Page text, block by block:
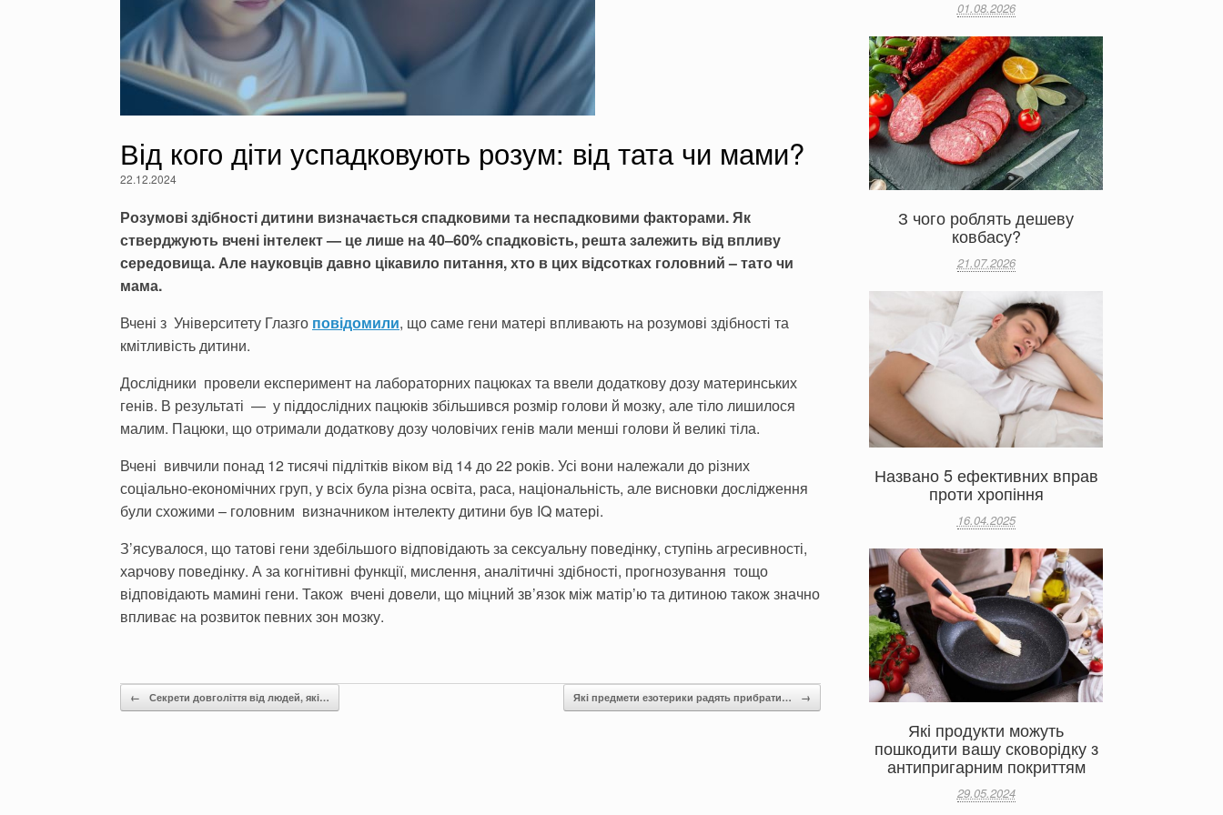
Від кого діти успадковують розум: від тата чи мами?
22.12.2024
Розумові здібності дитини визначається спадковими та неспадковими факторами. Як
стверджують вчені інтелект — це лише на 40–60% спадковість, решта залежить від впливу
середовища. Але науковців давно цікавило питання, хто в цих відсотках головний – тато чи
мама.
Вчені з Університету Глазго повідомили, що саме гени матері впливають на розумові здібності та
кмітливість дитини.
Дослідники провели експеримент на лабораторних пацюках та ввели додаткову дозу материнських
генів. В результаті — у піддослідних пацюків збільшився розмір голови й мозку, але тіло лишилося
малим. Пацюки, що отримали додаткову дозу чоловічих генів мали менші голови й великі тіла.
Вчені вивчили понад 12 тисячі підлітків віком від 14 до 22 років. Усі вони належали до різних
соціально-економічних груп, у всіх була різна освіта, раса, національність, але висновки дослідження
були схожими – головним визначником інтелекту дитини був IQ матері.
З’ясувалося, що татові гени здебільшого відповідають за сексуальну поведінку, ступінь агресивності,
харчову поведінку. А за когнітивні функції, мислення, аналітичні здібності, прогнозування тощо
відповідають мамині гени. Також вчені довели, що міцний зв’язок між матір’ю та дитиною також значно
впливає на розвиток певних зон мозку.
Post navigation
← Секрети довголіття від людей, які… Які предмети езотерики радять прибрати… →
01.08.2026
З чого роблять дешеву
ковбасу?
21.07.2026
Названо 5 ефективних вправ
проти хропіння
16.04.2025
Які продукти можуть
пошкодити вашу сковорідку з
антипригарним покриттям
29.05.2024